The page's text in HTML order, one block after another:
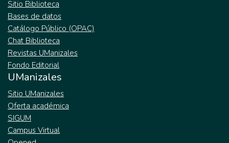
Sitio Biblioteca
Bases de datos
Catálogo Público (OPAC)
Chat Biblioteca
Revistas UManizales
Fondo Editorial
UManizales
Sitio UManizales
Oferta académica
SIGUM
Campus Virtual